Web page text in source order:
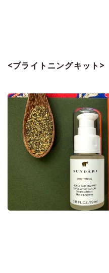
<ブライトニングキット>